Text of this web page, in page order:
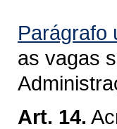
Parágrafo
as vagas
Art. 14.